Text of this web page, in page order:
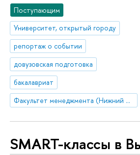
Поступающим
Университет, открытый городу
репортаж о событии
довузовская подготовка
бакалавриат
Факультет менеджмента (Нижний Новгород)
SMART-классы в